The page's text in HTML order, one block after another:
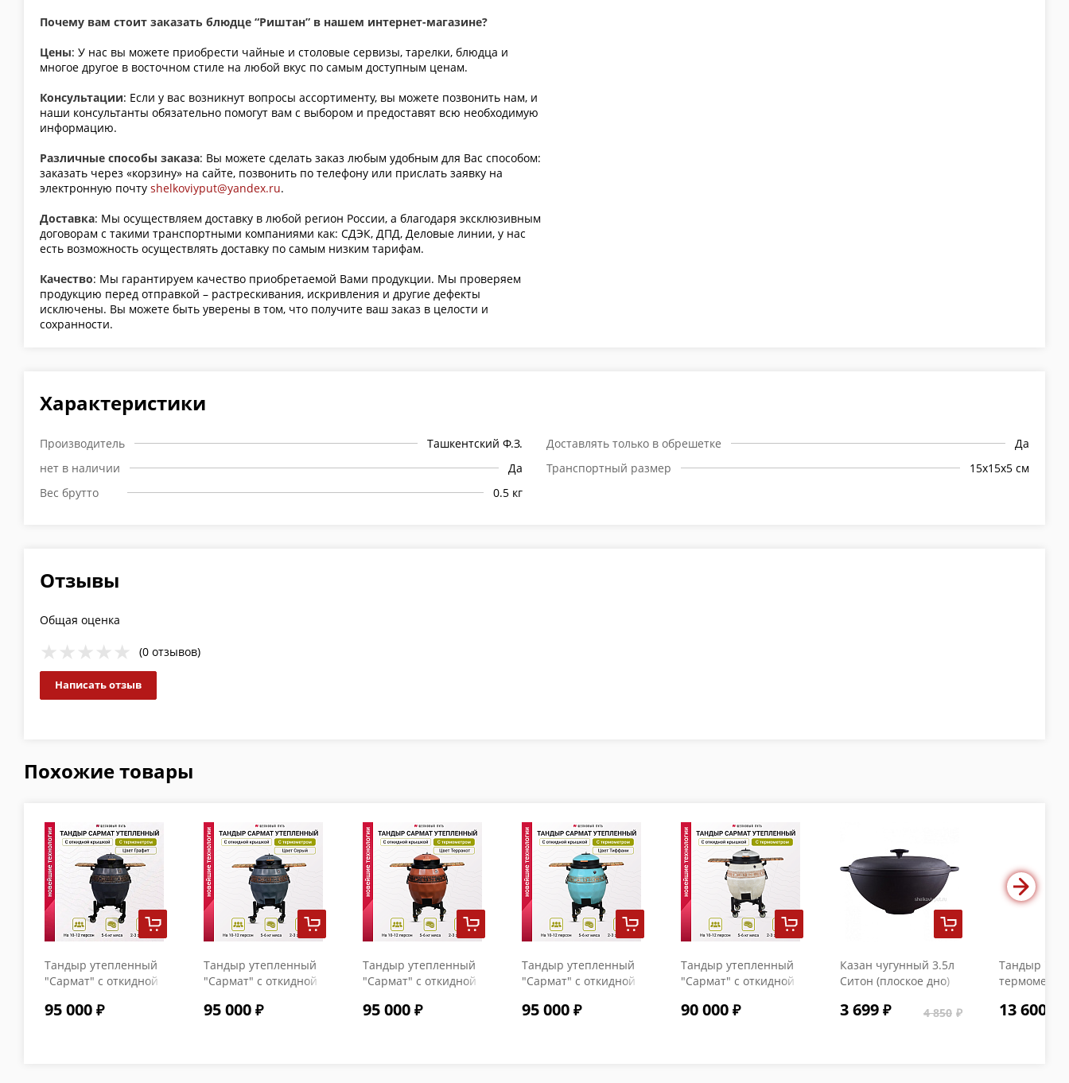
Почему вам стоит заказать блюдце “Риштан” в нашем интернет-магазине?
Цены: У нас вы можете приобрести чайные и столовые сервизы, тарелки, блюдца и
многое другое в восточном стиле на любой вкус по самым доступным ценам.
Консультации: Если у вас возникнут вопросы ассортименту, вы можете позвонить нам, и
наши консультанты обязательно помогут вам с выбором и предоставят всю необходимую
информацию.
Различные способы заказа: Вы можете сделать заказ любым удобным для Вас способом:
заказать через «корзину» на сайте, позвонить по телефону или прислать заявку на
электронную почту shelkoviyput@yandex.ru.
Доставка: Мы осуществляем доставку в любой регион России, а благодаря эксклюзивным
договорам с такими транспортными компаниями как: СДЭК, ДПД, Деловые линии, у нас
есть возможность осуществлять доставку по самым низким тарифам.
Качество: Мы гарантируем качество приобретаемой Вами продукции. Мы проверяем
продукцию перед отправкой – растрескивания, искривления и другие дефекты
исключены. Вы можете быть уверены в том, что получите ваш заказ в целости и
сохранности.
Характеристики
Производитель
Ташкентский Ф.З.
нет в наличии
Да
Вес брутто
0.5 кг
Доставлять только в обрешетке
Да
Транспортный размер
15х15х5 см
Отзывы
Общая оценка
(0 отзывов)
Написать отзыв
Похожие товары
Тандыр утепленный
"Сармат" с откидной
термометром цвет
95 000
Тандыр утепленный
"Сармат" с откидной
термометром цвет
95 000
Тандыр утепленный
"Сармат" с откидной
термометром цвет
95 000
Тандыр утепленный
"Сармат" с откидной
термометром цвет
95 000
Тандыр утепленный
"Сармат" с откидной
термометром
90 000
Казан чугунный 3.5л
Ситон (плоское дно)
3 699 4 850
Тандыр
13 600